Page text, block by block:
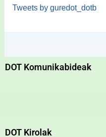
Tweets by guredot_dotb
DOT Komunikabideak
DOT Kirolak